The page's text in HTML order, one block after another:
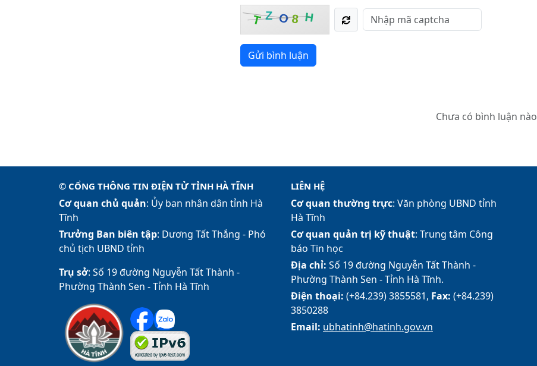
T Z O8 H
Gửi bình luận
Chưa có bình luận nào
© CỔNG THÔNG TIN ĐIỆN TỬ TỈNH HÀ TĨNH
Cơ quan chủ quản: Ủy ban nhân dân tỉnh Hà
Tĩnh
Trưởng Ban biên tập: Dương Tất Thắng - Phó
chủ tịch UBND tỉnh
Trụ sở: Số 19 đường Nguyễn Tất Thành -
Phường Thành Sen - Tỉnh Hà Tĩnh
LIÊN HỆ
Cơ quan thường trực: Văn phòng UBND tỉnh
Hà Tĩnh
Cơ quan quản trị kỹ thuật: Trung tâm Công
báo Tin học
Địa chỉ: Số 19 đường Nguyễn Tất Thành -
Phường Thành Sen - Tỉnh Hà Tĩnh.
Điện thoại: (+84.239) 3855581, Fax: (+84.239)
3850288
Email: ubhatinh@hatinh.gov.vn